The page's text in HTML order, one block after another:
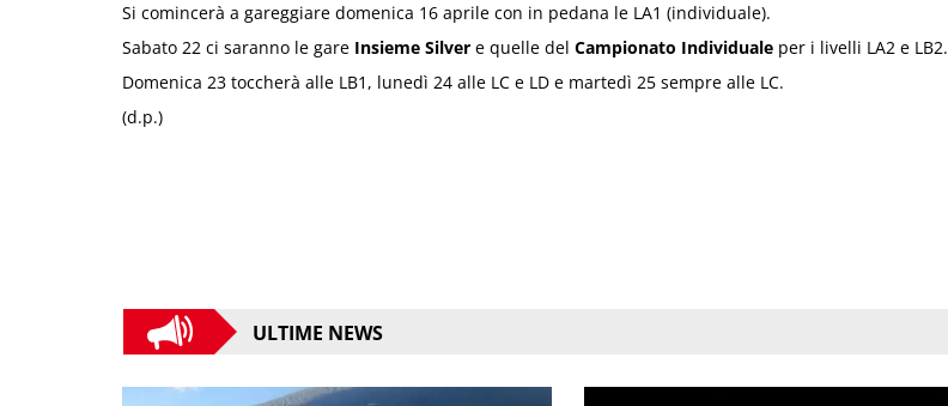
Si comincerà a gareggiare domenica 16 aprile con in pedana le LA1 (individuale).
Sabato 22 ci saranno le gare Insieme Silver e quelle del Campionato Individuale per i livelli LA2 e LB2.
Domenica 23 toccherà alle LB1, lunedì 24 alle LC e LD e martedì 25 sempre alle LC.
(d.p.)
ULTIME NEWS